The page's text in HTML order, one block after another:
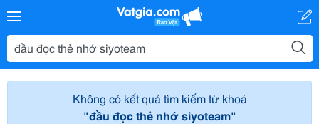
Không có kết quả tìm kiếm từ khoá
"đầu đọc thẻ nhớ siyoteam"